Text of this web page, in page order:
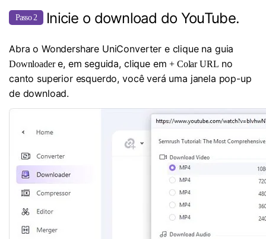
Passo 2 Inicie o download do YouTube.
Abra o Wondershare UniConverter e clique na guia
Downloadere, em seguida, clique em+ Colar URL no
canto superior esquerdo, você verá uma janela pop-up
de download.